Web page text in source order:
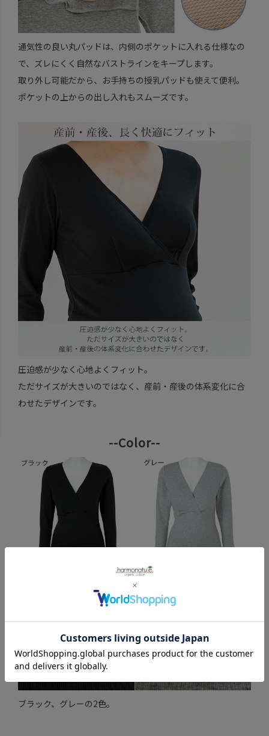
通気性の良い丸パッドは、内側のポケットに入れる仕様なの
で、ズレにくく自然なバストラインをキープします。
取り外し可能だから、お手持ちの授乳パッドも使えて便利。
ポケットの上からの出し入れもスムーズです。
圧迫感が少なく心地よくフィット。
ただサイズが大きいのではなく、産前・産後の体系変化に合
わせたデザインです。
--Color--
ブラック、グレーの2色。